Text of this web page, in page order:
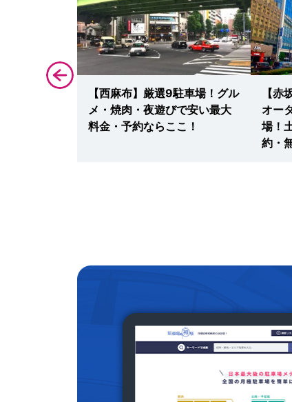
選12駐車
【西麻布】厳選9駐車場！グル
メ・焼肉・夜遊びで安い最大
料金・予約ならここ！
【
オー
場！
約・